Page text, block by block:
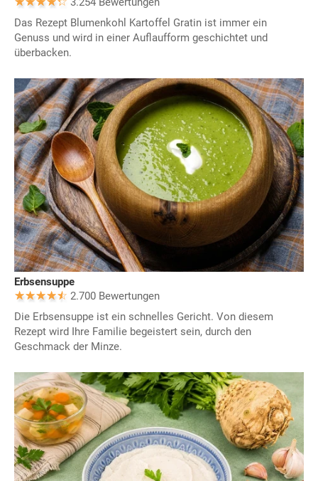
Das Rezept Blumenkohl Kartoffel Gratin ist immer ein
Genuss und wird in einer Auflaufform geschichtet und
überbacken.
Erbsensuppe
2.700 Bewertungen
Die Erbsensuppe ist ein schnelles Gericht. Von diesem
Rezept wird Ihre Familie begeistert sein, durch den
Geschmack der Minze.